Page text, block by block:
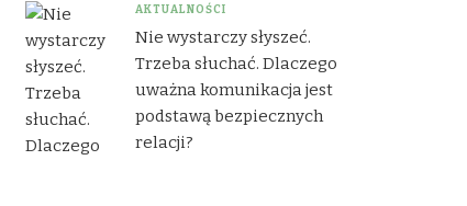
AKTUALNOŚCI
Nie wystarczy słyszeć.
Trzeba słuchać. Dlaczego
uważna komunikacja jest
podstawą bezpiecznych
relacji?